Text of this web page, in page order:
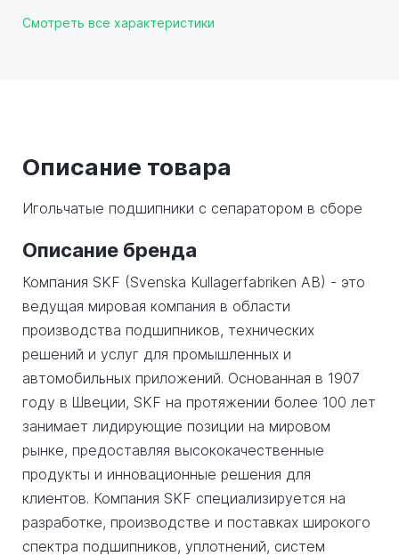
Смотреть все характеристики
Описание товара
Игольчатые подшипники с сепаратором в сборе
Описание бренда
Компания SKF (Svenska Kullagerfabriken AB) - это
ведущая мировая компания в области
производства подшипников, технических
решений и услуг для промышленных и
автомобильных приложений. Основанная в 1907
году в Швеции, SKF на протяжении более 100 лет
занимает лидирующие позиции на мировом
рынке, предоставляя высококачественные
продукты и инновационные решения для
клиентов. Компания SKF специализируется на
разработке, производстве и поставках широкого
спектра подшипников, уплотнений, систем